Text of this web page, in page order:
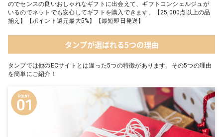
のでセンスの良いおしゃれなギフトに出会えて、ギフトコンシェルジュが
いるのでネットでも安心してギフトを購入できます。【25,000点以上の品
揃え】【ポイント還元最大5%】【最短即日発送】
タンプが選ばれる5つの理由
タンプでは他のECサイトとは違った5つの特徴があります。その5つの理由
を簡単にご紹介！